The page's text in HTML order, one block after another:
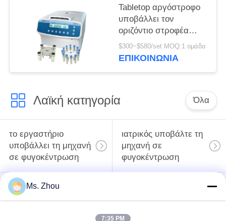
Tabletop αργόστροφο
υποβάλλει τον
οριζόντιο στροφέα
12x15ml l420-α
4200rpm σε
$300~$580/set MOQ:1 ομάδα
ΕΠΙΚΟΙΝΩΝΊΑ
Λαϊκή κατηγορία Όλα
το εργαστήριο
υποβάλλει τη μηχανή
σε φυγοκέντρωση
ιατρικός υποβάλτε τη
μηχανή σε
φυγοκέντρωση
PRP PRF υποβάλλει
υποβάλτε τη μηχανή
Ms. Zhou
7:35 PM